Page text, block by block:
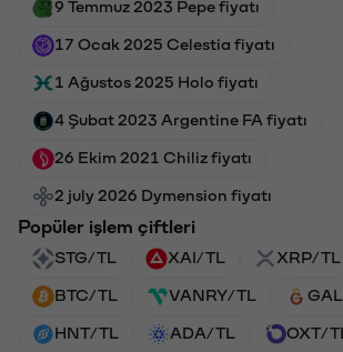
9 Temmuz 2023 Pepe fiyatı
17 Ocak 2025 Celestia fiyatı
1 Ağustos 2025 Holo fiyatı
4 Şubat 2023 Argentine FA fiyatı
26 Ekim 2021 Chiliz fiyatı
2 july 2026 Dymension fiyatı
Popüler işlem çiftleri
STG/TL XAI/TL XRP/TL
BTC/TL VANRY/TL
HNT/TL ADA/TL OXT/TL